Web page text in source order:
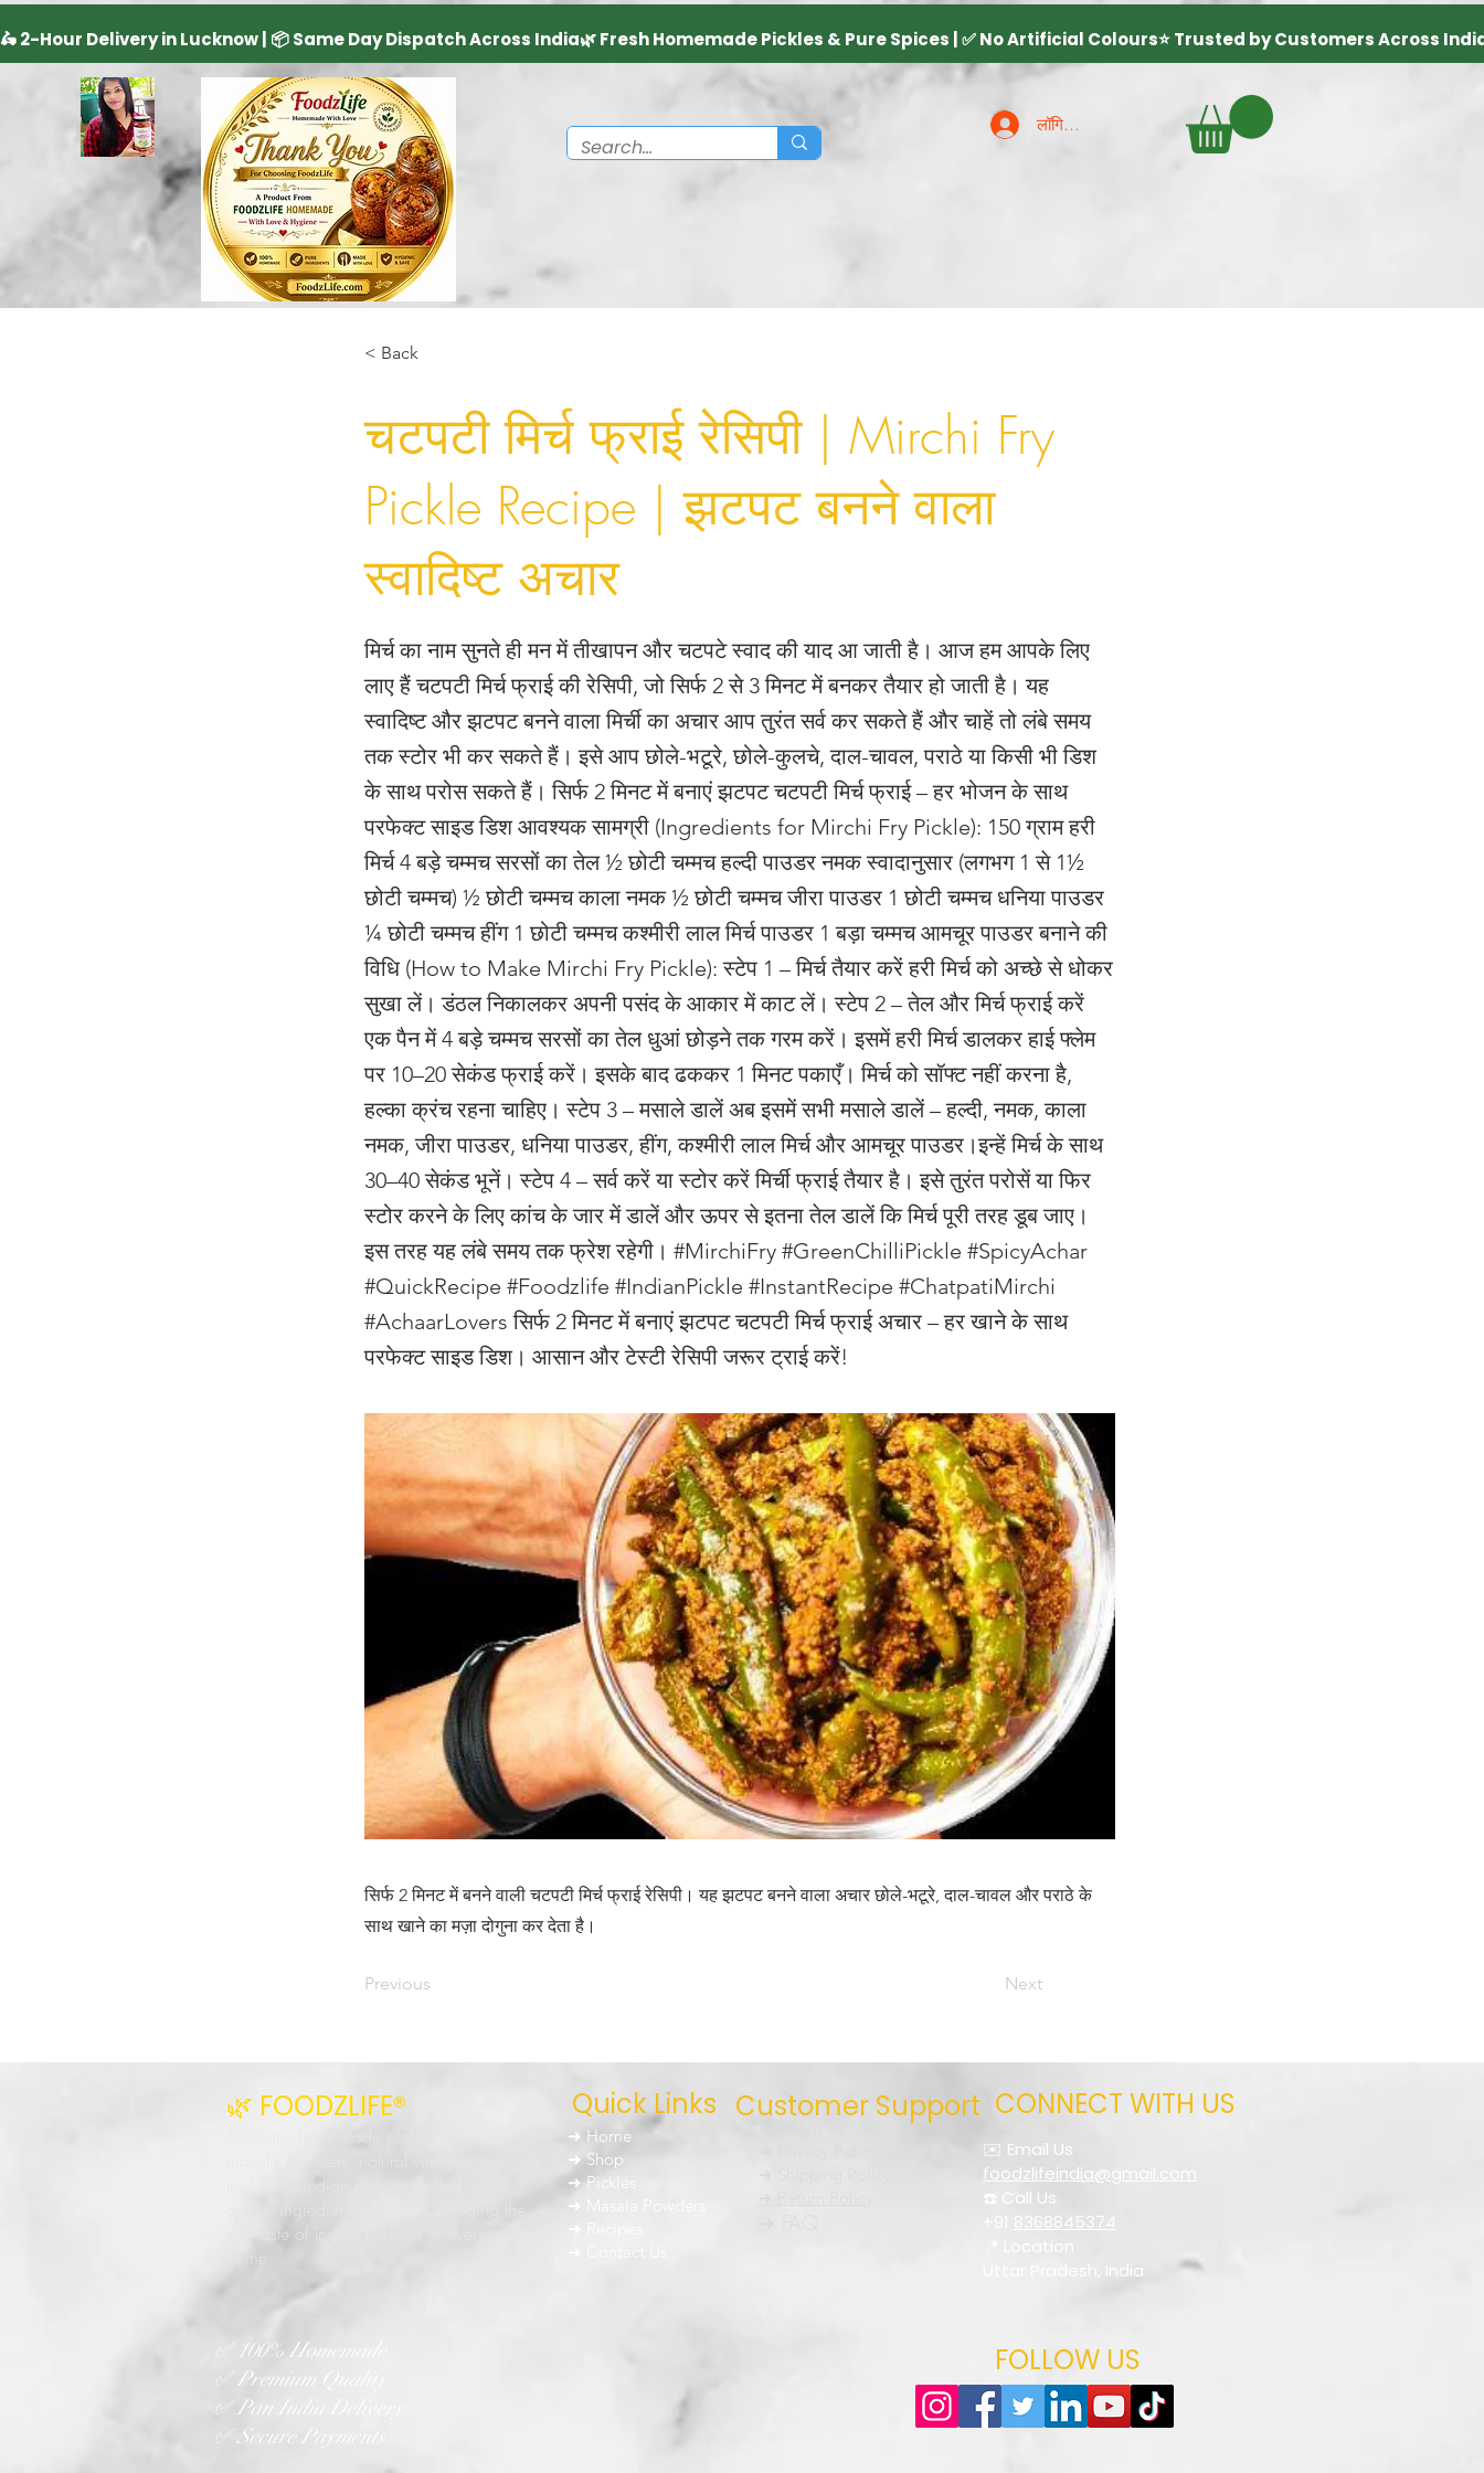
लॉगिन करें
< Back
चटपटी मिर्च फ्राई रेसिपी | Mirchi Fry
Pickle Recipe | झटपट बनने वाला
स्वादिष्ट अचार
मिर्च का नाम सुनते ही मन में तीखापन और चटपटे स्वाद की याद आ जाती है। आज हम आपके लिए
लाए हैं चटपटी मिर्च फ्राई की रेसिपी, जो सिर्फ 2 से 3 मिनट में बनकर तैयार हो जाती है। यह
स्वादिष्ट और झटपट बनने वाला मिर्ची का अचार आप तुरंत सर्व कर सकते हैं और चाहें तो लंबे समय
तक स्टोर भी कर सकते हैं। इसे आप छोले-भटूरे, छोले-कुलचे, दाल-चावल, पराठे या किसी भी डिश
के साथ परोस सकते हैं। सिर्फ 2 मिनट में बनाएं झटपट चटपटी मिर्च फ्राई – हर भोजन के साथ
परफेक्ट साइड डिश आवश्यक सामग्री (Ingredients for Mirchi Fry Pickle): 150 ग्राम हरी
मिर्च 4 बड़े चम्मच सरसों का तेल ½ छोटी चम्मच हल्दी पाउडर नमक स्वादानुसार (लगभग 1 से 1½
छोटी चम्मच) ½ छोटी चम्मच काला नमक ½ छोटी चम्मच जीरा पाउडर 1 छोटी चम्मच धनिया पाउडर
¼ छोटी चम्मच हींग 1 छोटी चम्मच कश्मीरी लाल मिर्च पाउडर 1 बड़ा चम्मच आमचूर पाउडर बनाने की
विधि (How to Make Mirchi Fry Pickle): स्टेप 1 – मिर्च तैयार करें हरी मिर्च को अच्छे से धोकर
सुखा लें। डंठल निकालकर अपनी पसंद के आकार में काट लें। स्टेप 2 – तेल और मिर्च फ्राई करें
एक पैन में 4 बड़े चम्मच सरसों का तेल धुआं छोड़ने तक गरम करें। इसमें हरी मिर्च डालकर हाई फ्लेम
पर 10–20 सेकंड फ्राई करें। इसके बाद ढककर 1 मिनट पकाएँ। मिर्च को सॉफ्ट नहीं करना है,
हल्का क्रंच रहना चाहिए। स्टेप 3 – मसाले डालें अब इसमें सभी मसाले डालें – हल्दी, नमक, काला
नमक, जीरा पाउडर, धनिया पाउडर, हींग, कश्मीरी लाल मिर्च और आमचूर पाउडर।इन्हें मिर्च के साथ
30–40 सेकंड भूनें। स्टेप 4 – सर्व करें या स्टोर करें मिर्ची फ्राई तैयार है। इसे तुरंत परोसें या फिर
स्टोर करने के लिए कांच के जार में डालें और ऊपर से इतना तेल डालें कि मिर्च पूरी तरह डूब जाए।
इस तरह यह लंबे समय तक फ्रेश रहेगी। #MirchiFry #GreenChilliPickle #SpicyAchar
#QuickRecipe #Foodzlife #IndianPickle #InstantRecipe #ChatpatiMirchi
#AchaarLovers सिर्फ 2 मिनट में बनाएं झटपट चटपटी मिर्च फ्राई अचार – हर खाने के साथ
परफेक्ट साइड डिश। आसान और टेस्टी रेसिपी जरूर ट्राई करें!
सिर्फ 2 मिनट में बनने वाली चटपटी मिर्च फ्राई रेसिपी। यह झटपट बनने वाला अचार छोले-भटूरे, दाल-चावल और पराठे के
साथ खाने का मज़ा दोगुना कर देता है।
Previous Next
🌿 FOODZLIFE®
traditional Indian recipes crafted with
true taste of Indian kitchens to every
✅ 100% Homemade
✅ Premium Quality
✅ Pan India Delivery
✅ Secure Payments
Quick Links
➜ Home
➜ Shop
➜ Pickles
➜ Masala Powders
Customer Support CONNECT WITH US
✉️ Email Us
foodzlifeindia@gmail.com
☎️ Call Us
8368845374
📍 Location
Uttar Pradesh, India
FOLLOW US